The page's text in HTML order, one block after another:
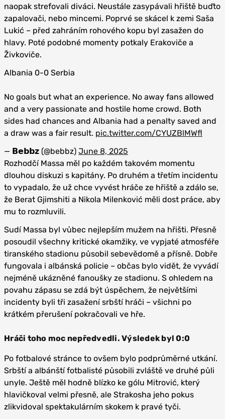
naopak strefovali diváci. Neustále zasypávali hřiště buďto
zapalovači, nebo mincemi. Poprvé se skácel k zemi Saša
Lukić – před zahráním rohového kopu byl zasažen do
hlavy. Poté podobné momenty potkaly Erakoviče a
Živkoviče.
Albania 0-0 Serbia
No goals but what an experience. No away fans allowed
and a very passionate and hostile home crowd. Both
sides had chances and Albania had a penalty saved and
a draw was a fair result. pic.twitter.com/CYUZBlMWfl
— 𝗕𝗲𝗯𝗯𝘇 (@bebbz) June 8, 2025
Rozhodčí Massa měl po každém takovém momentu
dlouhou diskuzi s kapitány. Po druhém a třetím incidentu
to vypadalo, že už chce vyvést hráče ze hřiště a zdálo se,
že Berat Gjimshiti a Nikola Milenković měli dost práce, aby
mu to rozmluvili.
Sudí Massa byl vůbec nejlepším mužem na hřišti. Přesně
posoudil všechny kritické okamžiky, ve vypjaté atmosféře
tiranského stadionu působil sebevědomě a přísně. Dobře
fungovala i albánská policie – občas bylo vidět, že vyvádí
nejméně ukázněné fanoušky ze stadionu. S ohledem na
povahu zápasu se zdá být úspěchem, že největšími
incidenty byli tři zasažení srbští hráči – všichni po
krátkém přerušení pokračovali ve hře.
Hráči toho moc nepředvedli. Výsledek byl 0:0
Po fotbalové stránce to ovšem bylo podprůměrné utkání.
Srbští a albánští fotbalisté působili zvláště ve druhé půli
unyle. Ještě měl hodně blízko ke gólu Mitrović, který
hlavičkoval velmi přesně, ale Strakosha jeho pokus
zlikvidoval spektakulárním skokem k pravé tyči.